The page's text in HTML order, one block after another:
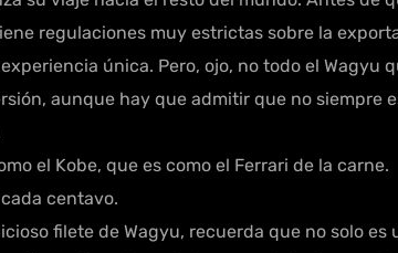
regulaciones muy estrictas sobre la
única. Pero, ojo, no todo el Wagyu
aunque hay que admitir que no siempre
el Kobe, que es como el Ferrari de la carne.
centavo.
filete de Wagyu, recuerda que no solo